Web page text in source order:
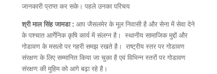
जानकारी प्राप्त कर सके। पहले उनका परिचय
श्री माल सिंह जामडा : आप जैसलमेर के मूल निवासी है और सेना में सेवा देने
के पश्चात आर्गेनिक कृषि कार्य में संलग्न है। स्थानीय सामाजिक मुद्दों और
गोडावण के मसलो पर गहरी समझ रखते है। राष्ट्रीय स्तर पर गोडावण
संरक्षण के लिए सम्मानित किया जा चुका है एवं विभिन्न स्तरों पर गोडावण
संरक्षण की मुहिम को आगे बढ़ा रहे है।